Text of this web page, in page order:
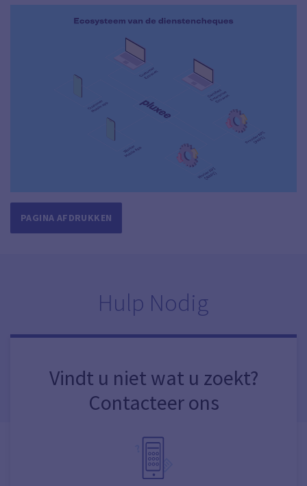
PAGINA AFDRUKKEN
Hulp Nodig
Vindt u niet wat u zoekt?
Contacteer ons